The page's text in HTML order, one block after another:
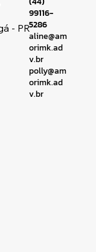
- PR
99116-
5286
aline@am
orimk.ad
v.br
polly@am
orimk.ad
v.br